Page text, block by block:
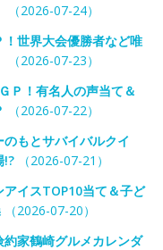
（2026-07-24）
世界大会優勝者など唯
（2026-07-23）
Ｐ！有名人の声当て＆
（2026-07-22）
もとサバイバルクイ
!?（2026-07-21）
イスTOP10当て＆子ど
（2026-07-20）
家鶴崎グルメカレンダ